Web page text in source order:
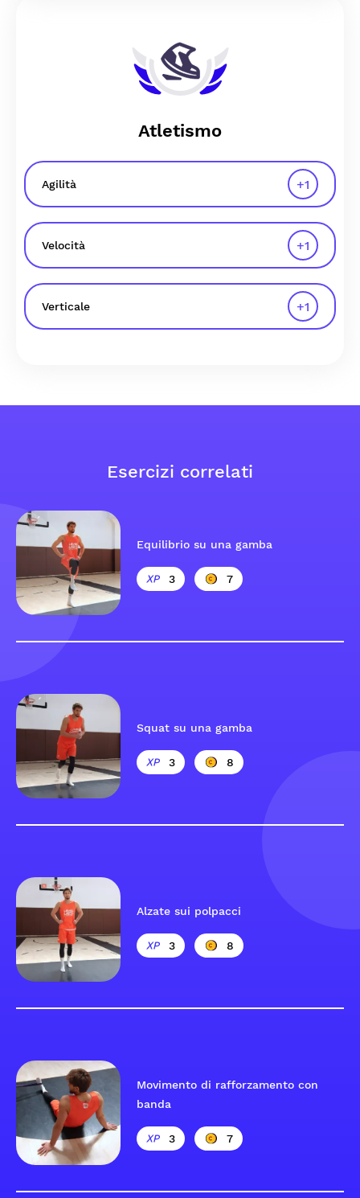
Atletismo
Agilità +1
Velocità +1
Verticale +1
Esercizi correlati
Equilibrio su una gamba
3 7
Squat su una gamba
3 8
Alzate sui polpacci
3 8
Movimento di rafforzamento con
banda
3 7